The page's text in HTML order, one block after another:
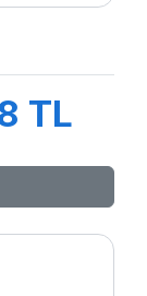
TL